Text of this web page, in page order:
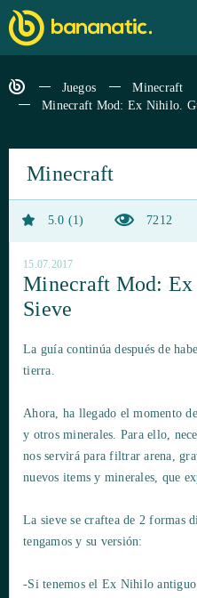
Juegos
Minecraft
Minecraft Mod: Ex Nihilo.
Minecraft
5.0 1 7212
15.07.2017
Minecraft Mod:
Sieve
La guía continúa después de
tierra.
Ahora, ha llegado el momento
y otros minerales. Para ello,
nos servirá para filtrar arena,
nuevos items y minerales, que
La sieve se craftea de 2 formas
tengamos y su versión:
-Si tenemos el Ex Nihilo